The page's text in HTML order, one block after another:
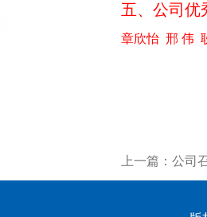
五、公司优
章欣怡 邢 伟
上一篇： 公司